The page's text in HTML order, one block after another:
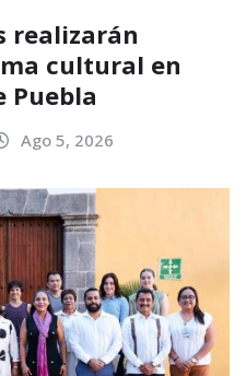
realizarán
cultural en
Puebla
Ago 5, 2026